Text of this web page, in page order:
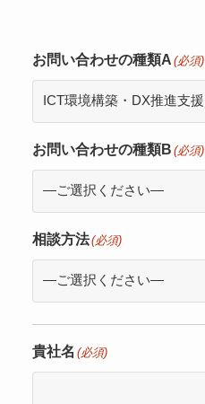
お問い合わせの種類A (必須)
お問い合わせの種類B (必須)
相談方法(必須)
貴社名 (必須)